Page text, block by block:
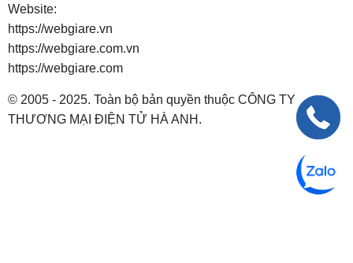
Website:
https://webgiare.vn
https://webgiare.com.vn
https://webgiare.com
© 2005 - 2025. Toàn bộ bản quyền thuộc CÔNG TY
THƯƠNG MẠI ĐIỆN TỬ HÀ ANH.